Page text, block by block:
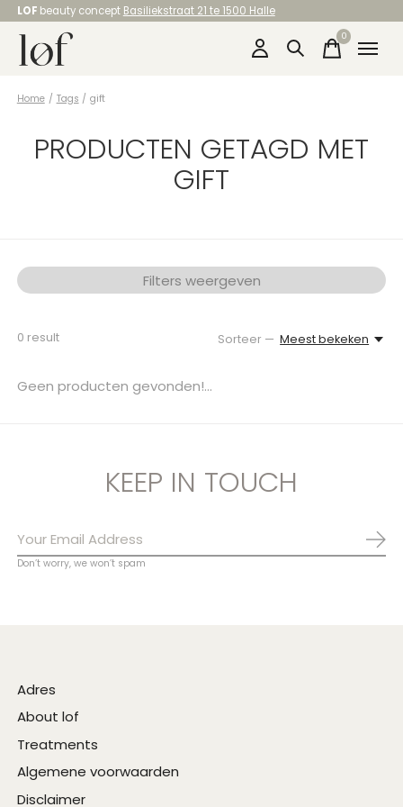
LOF beauty concept Basiliekstraat 21 te 1500 Halle
0items
Home / Tags / gift
PRODUCTEN GETAGD MET
GIFT
Filters weergeven
0 result Sorteer — Meest bekeken
Geen producten gevonden!...
KEEP IN TOUCH
Don’t worry, we won’t spam
Adres
About lof
Treatments
Algemene voorwaarden
Disclaimer